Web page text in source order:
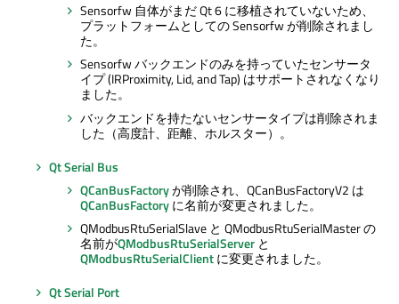
Sensorfw 自体がまだ Qt 6 に移植されていないため、
プラットフォームとしての Sensorfw が削除されまし
た。
Sensorfw バックエンドのみを持っていたセンサータ
イプ (IRProximity, Lid, and Tap) はサポートされなくなり
ました。
バックエンドを持たないセンサータイプは削除されま
した（高度計、距離、ホルスター）。
Qt Serial Bus
QCanBusFactoryが削除され、QCanBusFactoryV2 は
QCanBusFactoryに名前が変更されました。
QModbusRtuSerialSlave と QModbusRtuSerialMaster の
名前がQModbusRtuSerialServer と
QModbusRtuSerialClientに変更されました。
Qt Serial Port